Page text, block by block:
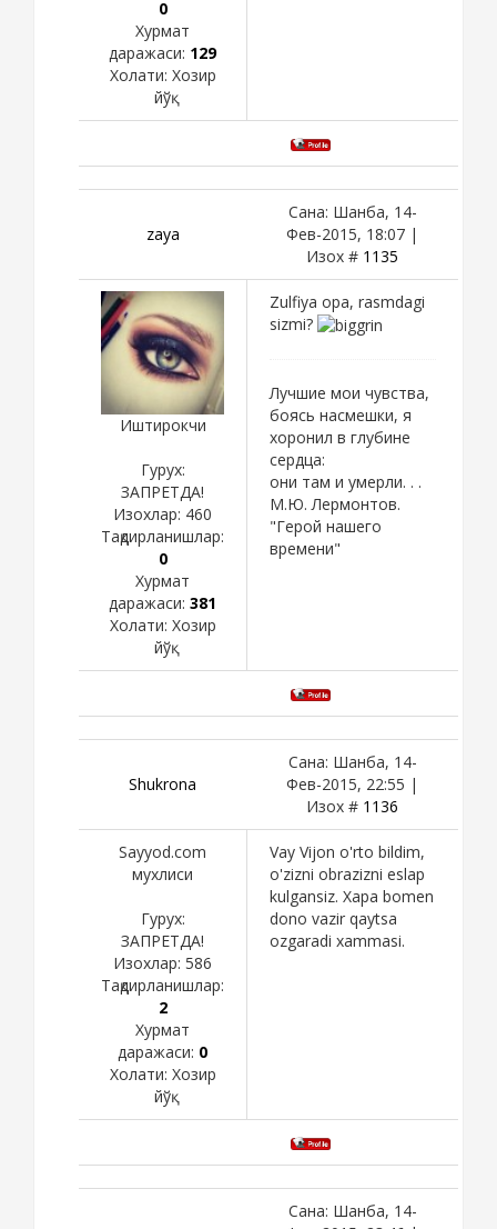
0
Хурмат
даражаси: 129
Холати: Хозир
йўқ
zaya
Сана: Шанба, 14-
Фев-2015, 18:07 |
Изох # 1135
Иштирокчи
Гурух:
ЗАПРЕТДА!
Изохлар: 460
Тақдирланишлар:
0
Хурмат
даражаси: 381
Холати: Хозир
йўқ
Zulfiya opa, rasmdagi
sizmi?
Лучшие мои чувства,
боясь насмешки, я
хоронил в глубине
сердца:
они там и умерли. . .
М.Ю. Лермонтов.
"Герой нашего
времени"
Shukronа
Сана: Шанба, 14-
Фев-2015, 22:55 |
Изох # 1136
Sayyod.com
мухлиси
Гурух:
ЗАПРЕТДА!
Изохлар: 586
Тақдирланишлар:
2
Хурмат
даражаси: 0
Холати: Хозир
йўқ
Vay Vijon o'rto bildim,
o'zizni obrazizni eslap
kulgansiz. Xapa bomen
dono vazir qaytsa
ozgaradi xammasi.
Сана: Шанба, 14-